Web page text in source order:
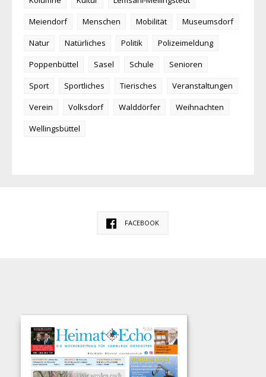
Meiendorf
Menschen Mobilität
Museumsdorf
Natur
Natürliches Politik
Polizeimeldung
Poppenbüttel
Sasel Schule
Senioren
Sport
Sportliches Tierisches
Veranstaltungen
Verein
Volksdorf Walddörfer
Weihnachten
Wellingsbüttel
FACEBOOK